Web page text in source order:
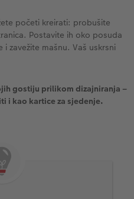
početi kreirati: probušite
Postavite ih oko posuda
zavežite mašnu. Vaš uskrsni
gostiju prilikom dizajniranja –
i kao kartice za sjedenje.